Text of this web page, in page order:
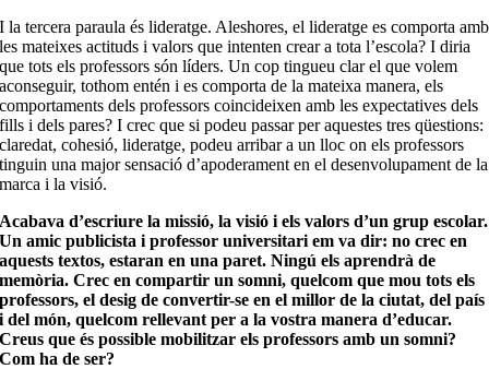
I la tercera paraula és lideratge. Aleshores, el lideratge es comporta amb
les mateixes actituds i valors que intenten crear a tota l’escola? I diria
que tots els professors són líders. Un cop tingueu clar el que volem
aconseguir, tothom entén i es comporta de la mateixa manera, els
comportaments dels professors coincideixen amb les expectatives dels
fills i dels pares? I crec que si podeu passar per aquestes tres qüestions:
claredat, cohesió, lideratge, podeu arribar a un lloc on els professors
tinguin una major sensació d’apoderament en el desenvolupament de la
marca i la visió.
Acabava d’escriure la missió, la visió i els valors d’un grup escolar.
Un amic publicista i professor universitari em va dir: no crec en
aquests textos, estaran en una paret. Ningú els aprendrà de
memòria. Crec en compartir un somni, quelcom que mou tots els
professors, el desig de convertir-se en el millor de la ciutat, del país
i del món, quelcom rellevant per a la vostra manera d’educar.
Creus que és possible mobilitzar els professors amb un somni?
Com ​​ha de ser?